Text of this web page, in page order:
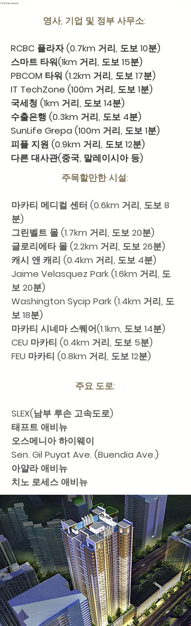
영사, 기업 및 정부 사무소:
RCBC 플라자 (0.7km 거리, 도보 10분)
스마트 타워(1km 거리, 도보 15분)
PBCOM 타워 (1.2km 거리, 도보 17분)
IT TechZone (100m 거리, 도보 1분)
국세청 (1km 거리, 도보 14분)
수출은행 (0.3km 거리, 도보 4분)
SunLife Grepa (100m 거리, 도보 1분)
피플 지원 (0.9km 거리, 도보 12분)
다른 대사관(중국, 말레이시아 등)
주목할만한 시설:
마카티 메디컬 센터 (0.6km 거리, 도보 8
분)
그린벨트 몰 (1.7km 거리, 도보 20분)
글로리에타 몰 (2.2km 거리, 도보 26분)
캐시 앤 캐리 (0.4km 거리, 도보 4분)
Jaime Velasquez Park (1.6km 거리, 도
보 20분)
Washington Sycip Park (1.4km 거리, 도
보 18분)
마카티 시네마 스퀘어(1.1km, 도보 14분)
CEU 마카티 (0.4km 거리, 도보 5분)
FEU 마카티 (0.8km 거리, 도보 12분)
주요 도로:
SLEX(남부 루손 고속도로)
태프트 애비뉴
오스메니아 하이웨이
Sen. Gil Puyat Ave. (Buendia Ave.)
아얄라 애비뉴
치노 로세스 애비뉴